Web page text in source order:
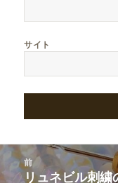
サイト
投
前
前
リュネビル刺